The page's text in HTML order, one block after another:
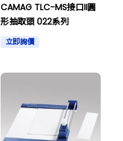
CAMAG TLC-MS接口II圓
形抽取頭 022系列
立即詢價